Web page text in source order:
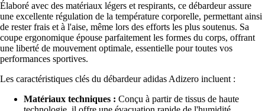
Élaboré avec des matériaux légers et respirants, ce débardeur assure
une excellente régulation de la température corporelle, permettant ainsi
de rester frais et à l'aise, même lors des efforts les plus soutenus. Sa
coupe ergonomique épouse parfaitement les formes du corps, offrant
une liberté de mouvement optimale, essentielle pour toutes vos
performances sportives.
Les caractéristiques clés du débardeur adidas Adizero incluent :
Matériaux techniques : Conçu à partir de tissus de haute